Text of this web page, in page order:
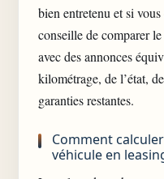
bien entretenu et si
conseille de comparer
avec des annonces
kilométrage, de l’état,
garanties restantes.
Comment
véhicule en